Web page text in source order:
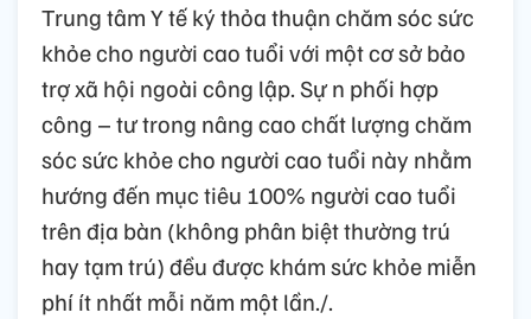
Trung tâm Y tế ký thỏa thuận chăm sóc sức
khỏe cho người cao tuổi với một cơ sở bảo
trợ xã hội ngoài công lập. Sự n phối hợp
công – tư trong nâng cao chất lượng chăm
sóc sức khỏe cho người cao tuổi này nhằm
hướng đến mục tiêu 100% người cao tuổi
trên địa bàn (không phân biệt thường trú
hay tạm trú) đều được khám sức khỏe miễn
phí ít nhất mỗi năm một lần./.